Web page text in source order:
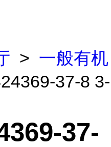
> 一般有机
37-8 3-
37-